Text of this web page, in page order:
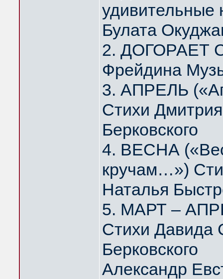
Булата
2. ДОГОРАЕТ
Фрейдина
3. АПРЕЛЬ
Стихи
Берковского
4. ВЕСНА
кручам…»)
Наталья
5. МАРТ –
Стихи Давида
Берковского
Александр